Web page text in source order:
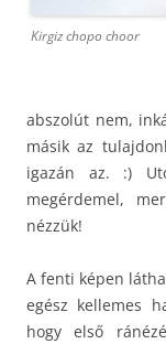
Kirgiz chopo choor
abszolút nem,
másik az
igazán az. :)
megérdemel,
nézzük!
A fenti képen
egész kellemes
hogy első